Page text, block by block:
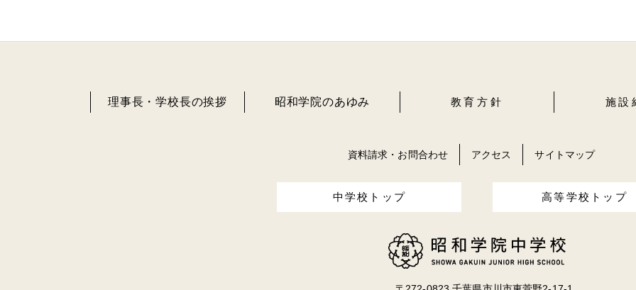
理事長・学校長の挨拶 昭和学院のあゆみ 教育方針 施設
資料請求・お問合わせ アクセス サイトマップ
中学校トップ 高等学校トップ